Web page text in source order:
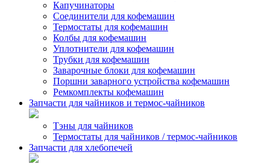
Капучинаторы
Соединители для кофемашин
Термостаты для кофемашин
Колбы для кофемашин
Уплотнители для кофемашин
Трубки для кофемашин
Заварочные блоки для кофемашин
Поршни заварного устройства кофемашин
Ремкомплекты кофемашин
Запчасти для чайников и термос-чайников
Тэны для чайников
Термостаты для чайников / термос-чайников
Запчасти для хлебопечей